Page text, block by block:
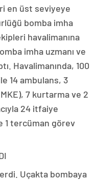
en üst seviyeye
bomba imha
havalimanına
imha uzmanı ve
Havalimanında, 100
14 ambulans, 3
7 kurtarma ve 2
24 itfaiye
1 tercüman görev
Uçakta bombaya